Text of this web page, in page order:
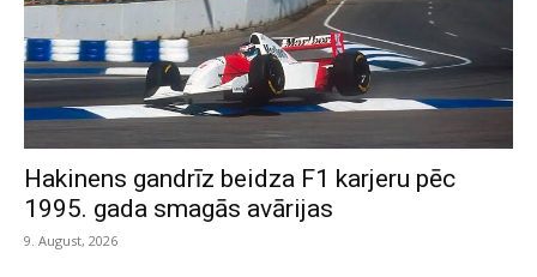
Hakinens gandrīz beidza F1 karjeru pēc
1995. gada smagās avārijas
9. August, 2026